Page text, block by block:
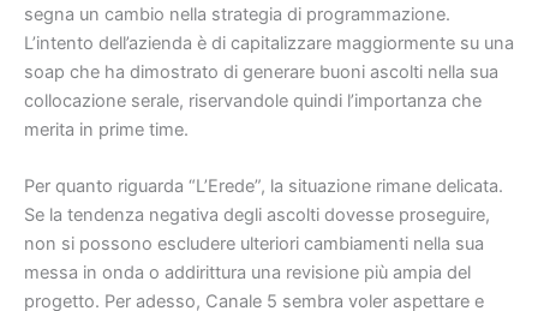
segna un cambio nella strategia di programmazione.
L’intento dell’azienda è di capitalizzare maggiormente su una
soap che ha dimostrato di generare buoni ascolti nella sua
collocazione serale, riservandole quindi l’importanza che
merita in prime time.
Per quanto riguarda “L’Erede”, la situazione rimane delicata.
Se la tendenza negativa degli ascolti dovesse proseguire,
non si possono escludere ulteriori cambiamenti nella sua
messa in onda o addirittura una revisione più ampia del
progetto. Per adesso, Canale 5 sembra voler aspettare e